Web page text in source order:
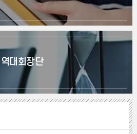
역대회장단